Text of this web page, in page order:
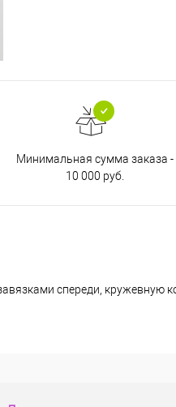
Минимальная сумма заказа -
10 000 руб.
спереди, кружевную